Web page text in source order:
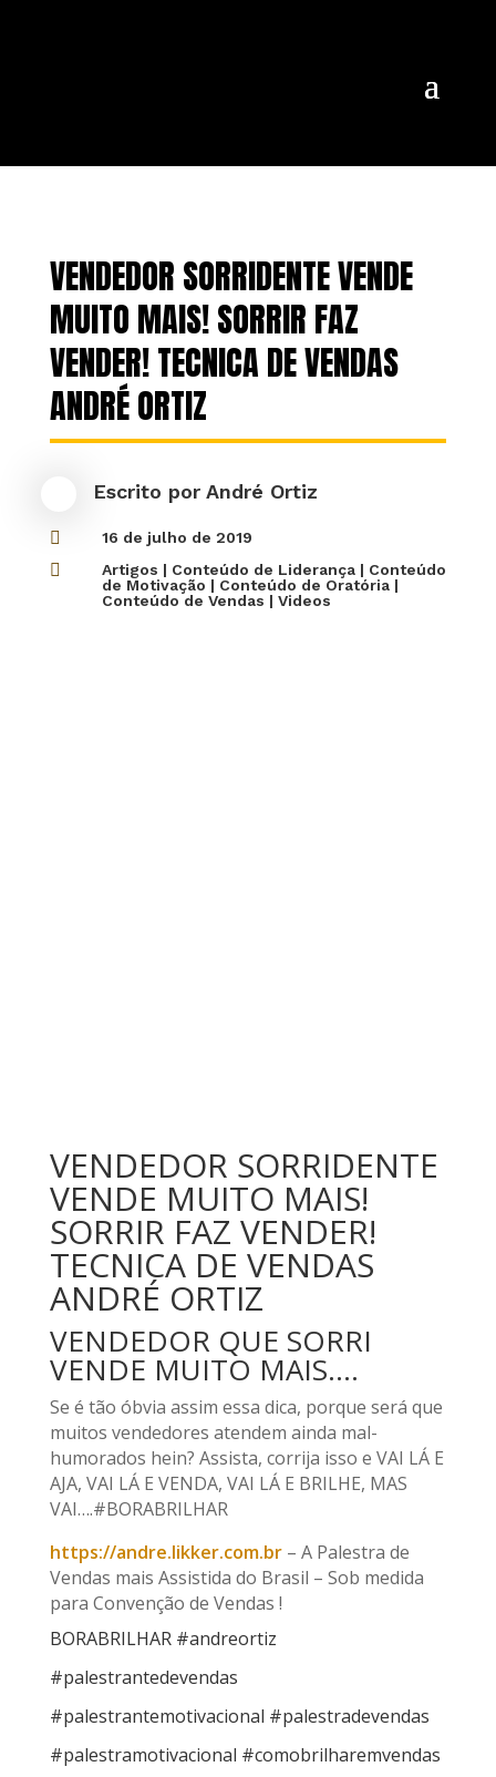
VENDEDOR SORRIDENTE VENDE
MUITO MAIS! SORRIR FAZ
VENDER! TECNICA DE VENDAS
ANDRÉ ORTIZ
Escrito por André Ortiz
 16 de julho de 2019
 Artigos | Conteúdo de Liderança| Conteúdo
de Motivação | Conteúdo de Oratória|
Conteúdo de Vendas | Videos
VENDEDOR SORRIDENTE
VENDE MUITO MAIS!
SORRIR FAZ VENDER!
TECNICA DE VENDAS
ANDRÉ ORTIZ
VENDEDOR QUE SORRI
VENDE MUITO MAIS….
Se é tão óbvia assim essa dica, porque será que
muitos vendedores atendem ainda mal-
humorados hein? Assista, corrija isso e VAI LÁ E
AJA, VAI LÁ E VENDA, VAI LÁ E BRILHE, MAS
VAI….#BORABRILHAR
https://andre.likker.com.br– A Palestra de
Vendas mais Assistida do Brasil – Sob medida
para Convenção de Vendas !
BORABRILHAR #andreortiz
#palestrantedevendas
#palestrantemotivacional #palestradevendas
#palestramotivacional #comobrilharemvendas